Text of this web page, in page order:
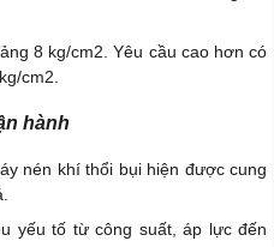
8 kg/cm2. Yêu cầu cao hơn có
cm2.
hành
nén khí thổi bụi hiện được cung
yếu tố từ công suất, áp lực đến